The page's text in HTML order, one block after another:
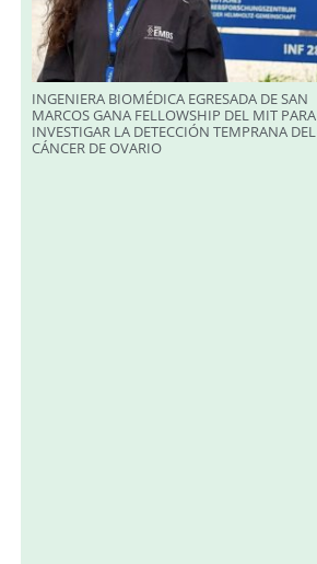
INGENIERA BIOMÉDICA EGRESADA DE SAN
MARCOS GANA FELLOWSHIP DEL MIT PARA
INVESTIGAR LA DETECCIÓN TEMPRANA DEL
CÁNCER DE OVARIO